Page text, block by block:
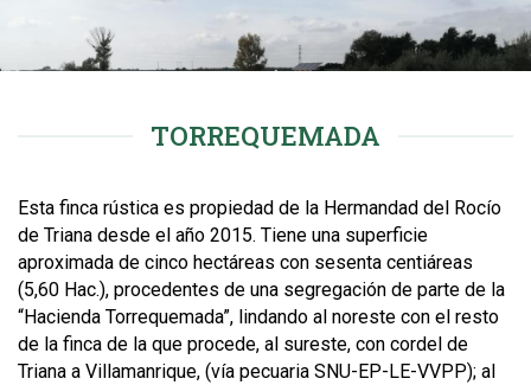
TORREQUEMADA
Esta finca rústica es propiedad de la Hermandad del Rocío
de Triana desde el año 2015. Tiene una superficie
aproximada de cinco hectáreas con sesenta centiáreas
(5,60 Hac.), procedentes de una segregación de parte de la
“Hacienda Torrequemada”, lindando al noreste con el resto
de la finca de la que procede, al sureste, con cordel de
Triana a Villamanrique, (vía pecuaria SNU-EP-LE-VVPP); al